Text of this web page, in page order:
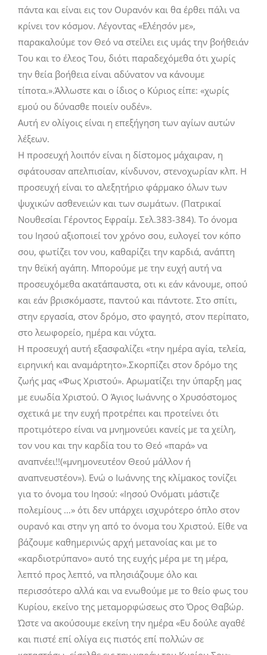
πάντα και είναι εις τον Ουρανόν και θα έρθει πάλι να
κρίνει τον κόσμον. Λέγοντας «Ελέησόν με»,
παρακαλούμε τον Θεό να στείλει εις υμάς την βοήθειάν
Του και το έλεος Του, διότι παραδεχόμεθα ότι χωρίς
την θεία βοήθεια είναι αδύνατον να κάνουμε
τίποτα.».Άλλωστε και ο ίδιος ο Κύριος είπε: «χωρίς
εμού ου δύνασθε ποιείν ουδέν».
Αυτή εν ολίγοις είναι η επεξήγηση των αγίων αυτών
λέξεων.
Η προσευχή λοιπόν είναι η δίστομος μάχαιραν, η
σφάτουσαν απελπισίαν, κίνδυνον, στενοχωρίαν κλπ. Η
προσευχή είναι το αλεξητήριο φάρμακο όλων των
ψυχικών ασθενειών και των σωμάτων. (Πατρικαί
Νουθεσίαι Γέροντος Εφραίμ. Σελ.383-384). Το όνομα
του Ιησού αξιοποιεί τον χρόνο σου, ευλογεί τον κόπο
σου, φωτίζει τον νου, καθαρίζει την καρδιά, ανάπτη
την θεϊκή αγάπη. Μπορούμε με την ευχή αυτή να
προσευχόμεθα ακατάπαυστα, οτι κι εάν κάνουμε, οπού
και εάν βρισκόμαστε, παντού και πάντοτε. Στο σπίτι,
στην εργασία, στον δρόμο, στο φαγητό, στον περίπατο,
στο λεωφορείο, ημέρα και νύχτα.
Η προσευχή αυτή εξασφαλίζει «την ημέρα αγία, τελεία,
ειρηνική και αναμάρτητο».Σκορπίζει στον δρόμο της
ζωής μας «Φως Χριστού». Αρωματίζει την ύπαρξη μας
με ευωδία Χριστού. Ο Άγιος Ιωάννης ο Χρυσόστομος
σχετικά με την ευχή προτρέπει και προτείνει ότι
προτιμότερο είναι να μνημονεύει κανείς με τα χείλη,
τον νου και την καρδία του το Θεό «παρά» να
αναπνέει!!(«μνημονευτέον Θεού μάλλον ή
αναπνευστέον»). Ενώ ο Ιωάννης της κλίμακος τονίζει
για το όνομα του Ιησού: «Ιησού Ονόματι μάστιζε
πολεμίους …» ότι δεν υπάρχει ισχυρότερο όπλο στον
ουρανό και στην γη από το όνομα του Χριστού. Είθε να
βάζουμε καθημερινώς αρχή μετανοίας και με το
«καρδιοτρύπανο» αυτό της ευχής μέρα με τη μέρα,
λεπτό προς λεπτό, να πλησιάζουμε όλο και
περισσότερο αλλά και να ενωθούμε με το θείο φως του
Κυρίου, εκείνο της μεταμορφώσεως στο Όρος Θαβώρ.
Ώστε να ακούσουμε εκείνη την ημέρα «Ευ δούλε αγαθέ
και πιστέ επί ολίγα εις πιστός επί πολλών σε